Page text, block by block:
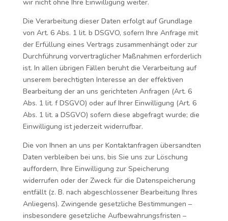
wir nicht ohne Ihre Einwilligung weiter.
Die Verarbeitung dieser Daten erfolgt auf Grundlage
von Art. 6 Abs. 1 lit. b DSGVO, sofern Ihre Anfrage mit
der Erfüllung eines Vertrags zusammenhängt oder zur
Durchführung vorvertraglicher Maßnahmen erforderlich
ist. In allen übrigen Fällen beruht die Verarbeitung auf
unserem berechtigten Interesse an der effektiven
Bearbeitung der an uns gerichteten Anfragen (Art. 6
Abs. 1 lit. f DSGVO) oder auf Ihrer Einwilligung (Art. 6
Abs. 1 lit. a DSGVO) sofern diese abgefragt wurde; die
Einwilligung ist jederzeit widerrufbar.
Die von Ihnen an uns per Kontaktanfragen übersandten
Daten verbleiben bei uns, bis Sie uns zur Löschung
auffordern, Ihre Einwilligung zur Speicherung
widerrufen oder der Zweck für die Datenspeicherung
entfällt (z. B. nach abgeschlossener Bearbeitung Ihres
Anliegens). Zwingende gesetzliche Bestimmungen –
insbesondere gesetzliche Aufbewahrungsfristen –